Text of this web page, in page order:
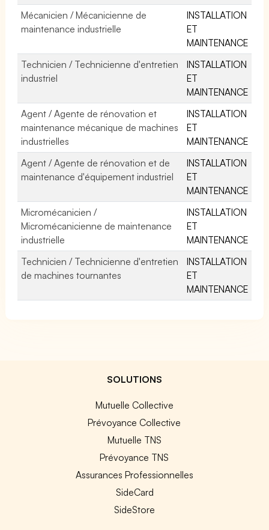
Mécanicien / Mécanicienne de
maintenance industrielle
INSTALLATION
ET
MAINTENANCE
Technicien / Technicienne d'entretien
industriel
INSTALLATION
ET
MAINTENANCE
Agent / Agente de rénovation et
maintenance mécanique de machines
industrielles
INSTALLATION
ET
MAINTENANCE
Agent / Agente de rénovation et de
maintenance d'équipement industriel
INSTALLATION
ET
MAINTENANCE
Micromécanicien /
Micromécanicienne de maintenance
industrielle
INSTALLATION
ET
MAINTENANCE
Technicien / Technicienne d'entretien
de machines tournantes
INSTALLATION
ET
MAINTENANCE
SOLUTIONS
Mutuelle Collective
Prévoyance Collective
Mutuelle TNS
Prévoyance TNS
Assurances Professionnelles
SideCard
SideStore